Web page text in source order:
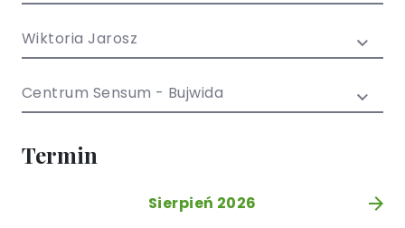
młodzieży
Wiktoria Jarosz
Centrum Sensum - Bujwida
Termin
Sierpień 2026 »